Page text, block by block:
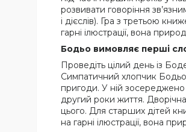
розвивати говоріння
і дієслів). Гра з третьою
гарні ілюстрації, вона
Бодьо вимовляє перші
Проведіть цілий день із
Симпатичний хлопчик
пригоди. У ній
другий роки життя.
цього. Для старших дітей
на гарні ілюстрації, вона